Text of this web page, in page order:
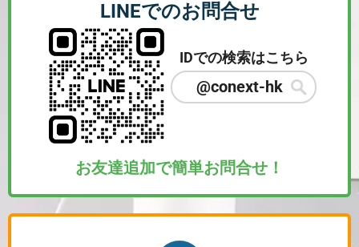
LINEでのお問合せ
IDでの検索はこちら
@conext-hk
お友達追加で簡単お問合せ！